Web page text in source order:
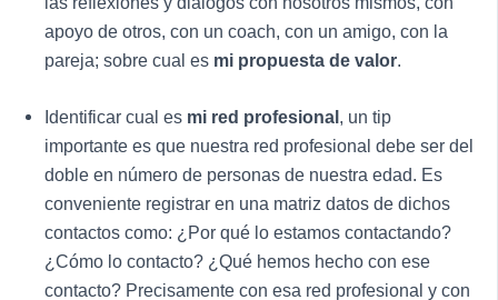
apoyo de otros, con un coach, con un amigo, con la
pareja; sobre cual es mi propuesta de valor.
Identificar cual es mi red profesional, un tip
importante es que nuestra red profesional debe ser del
doble en número de personas de nuestra edad. Es
conveniente registrar en una matriz datos de dichos
contactos como: ¿Por qué lo estamos contactando?
¿Cómo lo contacto? ¿Qué hemos hecho con ese
contacto? Precisamente con esa red profesional y con